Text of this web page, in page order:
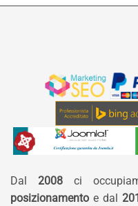
Dal 2008 ci
posizionamento e dal